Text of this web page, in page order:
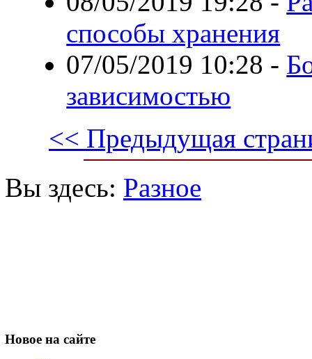
способы хранения
07/05/2019 10:28 -
зависимостью
<< Предыдущая
Вы здесь: Разное
Новое на сайте